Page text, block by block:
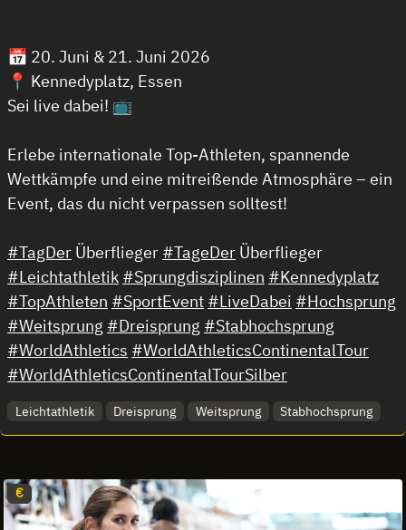
📅 20. Juni & 21. Juni 2026
📍 Kennedyplatz, Essen
Sei live dabei! 📺
Erlebe internationale Top-Athleten, spannende
Wettkämpfe und eine mitreißende Atmosphäre – ein
Event, das du nicht verpassen solltest!
#TagDer Überflieger #TageDer Überflieger
#Leichtathletik #Sprungdisziplinen #Kennedyplatz
#TopAthleten #SportEvent #LiveDabei #Hochsprung
#Weitsprung #Dreisprung #Stabhochsprung
#WorldAthletics #WorldAthleticsContinentalTour
#WorldAthleticsContinentalTourSilber
Leichtathletik Dreisprung Weitsprung Stabhochsprung
€